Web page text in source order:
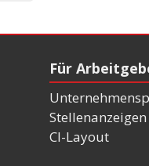
Für
Stellenanzeigen
CI-Layout